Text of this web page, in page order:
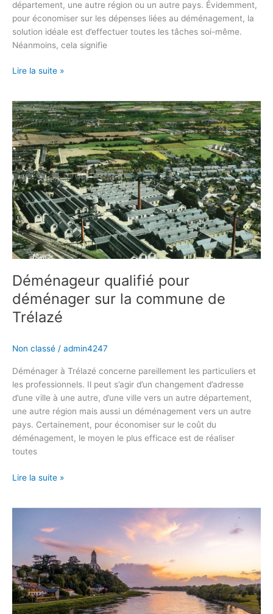
département, une autre région ou un autre pays. Évidemment,
pour économiser sur les dépenses liées au déménagement, la
solution idéale est d’effectuer toutes les tâches soi-même.
Néanmoins, cela signifie
Lire la suite »
Déménageur qualifié pour
déménager sur la commune de
Trélazé
Non classé / admin4247
Déménager à Trélazé concerne pareillement les particuliers et
les professionnels. Il peut s’agir d’un changement d’adresse
d’une ville à une autre, d’une ville vers un autre département,
une autre région mais aussi un déménagement vers un autre
pays. Certainement, pour économiser sur le coût du
déménagement, le moyen le plus efficace est de réaliser
toutes
Déménageur
qualifié
pour
déménager
sur
la
commune
de
Trélazé
Lire la suite »
sécurité
sur
le
département
de